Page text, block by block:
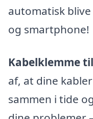
automatisk
og smartphone!
Kabelklemme
af, at dine
sammen i tide